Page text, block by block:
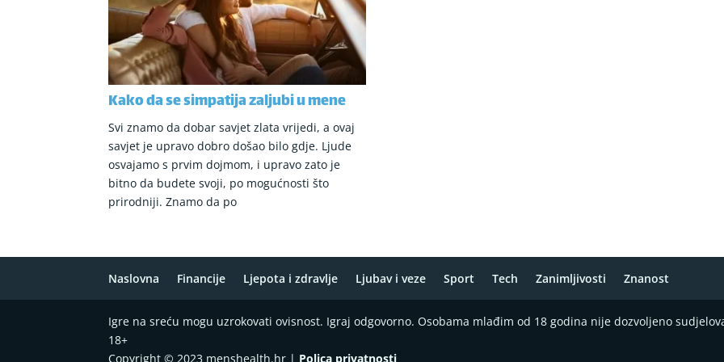
Kako da se simpatija zaljubi u mene
Svi znamo da dobar savjet zlata vrijedi, a ovaj
savjet je upravo dobro došao bilo gdje. Ljude
osvajamo s prvim dojmom, i upravo zato je
bitno da budete svoji, po mogućnosti što
prirodniji. Znamo da po
Naslovna Financije Ljepota i zdravlje Ljubav i veze Sport Tech Zanimljivosti Znanost
Igre na sreću mogu uzrokovati ovisnost. Igraj odgovorno. Osobama mlađim od 18 godina nije dozvoljeno
18+
Copyright © 2023 menshealth.hr | Polica privatnosti